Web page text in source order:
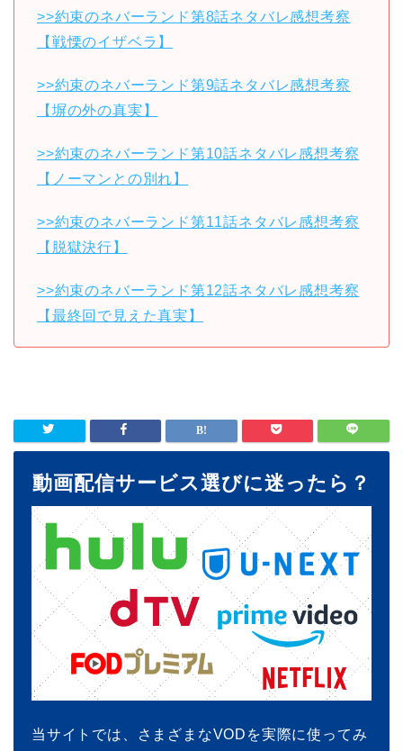
>>約束のネバーランド第8話ネタバレ感想考察
【戦慄のイザベラ】
>>約束のネバーランド第9話ネタバレ感想考察
【塀の外の真実】
>>約束のネバーランド第10話ネタバレ感想考察
【ノーマンとの別れ】
>>約束のネバーランド第11話ネタバレ感想考察
【脱獄決行】
>>約束のネバーランド第12話ネタバレ感想考察
【最終回で見えた真実】
動画配信サービス選びに迷ったら？
当サイトでは、さまざまなVODを実際に使ってみ